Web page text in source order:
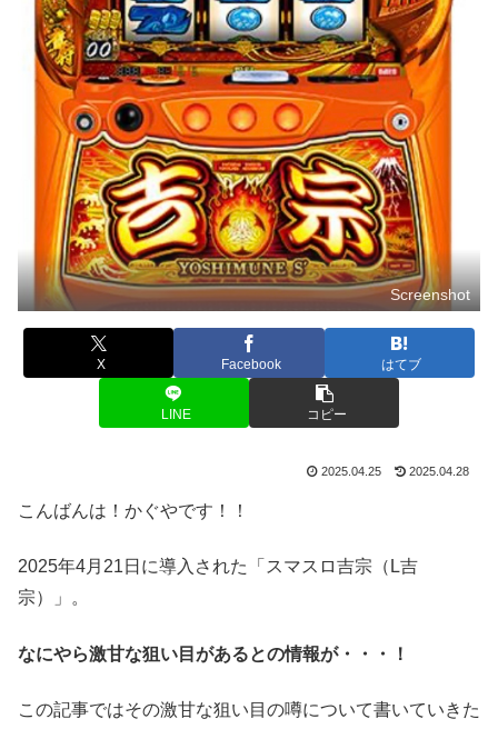
Screenshot
X Facebook はてブ
LINE コピー
2025.04.25 2025.04.28
こんばんは！かぐやです！！
2025年4月21日に導入された「スマスロ吉宗（L吉
宗）」。
なにやら激甘な狙い目があるとの情報が・・・！
この記事ではその激甘な狙い目の噂について書いていきた